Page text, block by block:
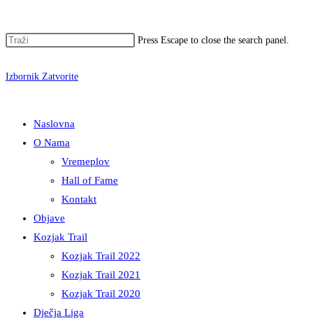
Press Escape to close the search panel.
Izbornik Zatvorite
Naslovna
O Nama
Vremeplov
Hall of Fame
Kontakt
Objave
Kozjak Trail
Kozjak Trail 2022
Kozjak Trail 2021
Kozjak Trail 2020
Dječja Liga